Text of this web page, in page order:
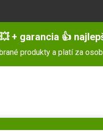
+ garancia 👍
produkty a platí za